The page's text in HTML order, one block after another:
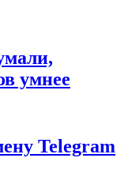
умнее
Telegram